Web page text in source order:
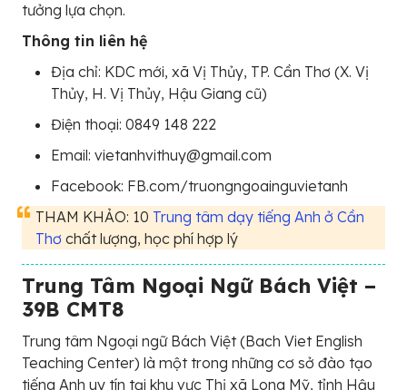
tưởng lựa chọn.
Thông tin liên hệ
Địa chỉ: KDC mới, xã Vị Thủy, TP. Cần Thơ (X. Vị
Thủy, H. Vị Thủy, Hậu Giang cũ)
Điện thoại: 0849 148 222
Email: vietanhvithuy@gmail.com
Facebook: FB.com/truongngoainguvietanh
THAM KHẢO: 10 Trung tâm dạy tiếng Anh ở Cần
Thơ chất lượng, học phí hợp lý
Trung Tâm Ngoại Ngữ Bách Việt –
39B CMT8
Trung tâm Ngoại ngữ Bách Việt (Bach Viet English
Teaching Center) là một trong những cơ sở đào tạo
tiếng Anh uy tín tại khu vực Thị xã Long Mỹ, tỉnh Hậu